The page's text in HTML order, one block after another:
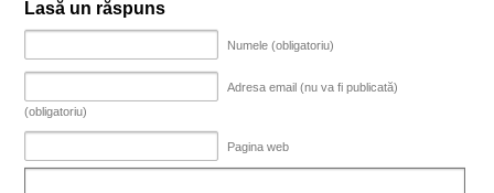
Lasă un răspuns
Numele (obligatoriu)
Adresa email (nu va fi publicată)
(obligatoriu)
Pagina web